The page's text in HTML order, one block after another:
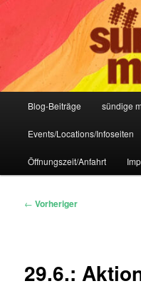
Sündige
IHR Laden für Korsetts,
Blog-Beiträge sündige
Events/Locations/Infoseiten
Öffnungszeit/Anfahrt
Beitragsnavigation
← Vorheriger
29.6.: